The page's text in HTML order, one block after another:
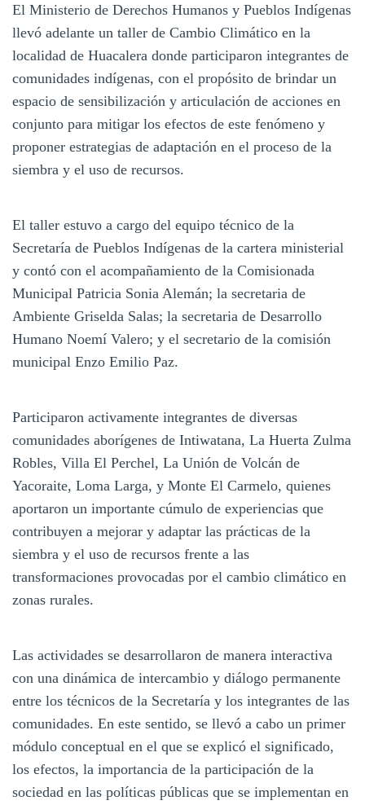
El Ministerio de Derechos Humanos y Pueblos Indígenas
llevó adelante un taller de Cambio Climático en la
localidad de Huacalera donde participaron integrantes de
comunidades indígenas, con el propósito de brindar un
espacio de sensibilización y articulación de acciones en
conjunto para mitigar los efectos de este fenómeno y
proponer estrategias de adaptación en el proceso de la
siembra y el uso de recursos.
El taller estuvo a cargo del equipo técnico de la
Secretaría de Pueblos Indígenas de la cartera ministerial
y contó con el acompañamiento de la Comisionada
Municipal Patricia Sonia Alemán; la secretaria de
Ambiente Griselda Salas; la secretaria de Desarrollo
Humano Noemí Valero; y el secretario de la comisión
municipal Enzo Emilio Paz.
Participaron activamente integrantes de diversas
comunidades aborígenes de Intiwatana, La Huerta Zulma
Robles, Villa El Perchel, La Unión de Volcán de
Yacoraite, Loma Larga, y Monte El Carmelo, quienes
aportaron un importante cúmulo de experiencias que
contribuyen a mejorar y adaptar las prácticas de la
siembra y el uso de recursos frente a las
transformaciones provocadas por el cambio climático en
zonas rurales.
Las actividades se desarrollaron de manera interactiva
con una dinámica de intercambio y diálogo permanente
entre los técnicos de la Secretaría y los integrantes de las
comunidades. En este sentido, se llevó a cabo un primer
módulo conceptual en el que se explicó el significado,
los efectos, la importancia de la participación de la
sociedad en las políticas públicas que se implementan en